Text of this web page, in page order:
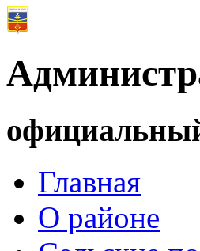
Главная
О районе